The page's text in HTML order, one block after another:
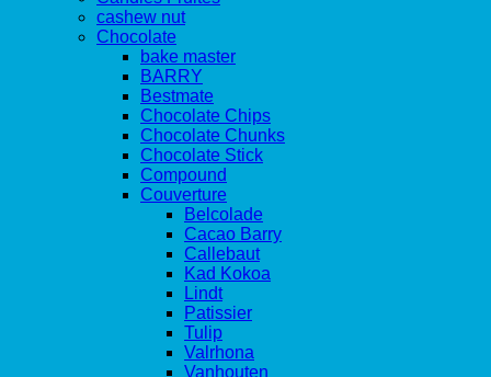
cashew nut
Chocolate
bake master
BARRY
Bestmate
Chocolate Chips
Chocolate Chunks
Chocolate Stick
Compound
Couverture
Belcolade
Cacao Barry
Callebaut
Kad Kokoa
Lindt
Patissier
Tulip
Valrhona
Vanhouten